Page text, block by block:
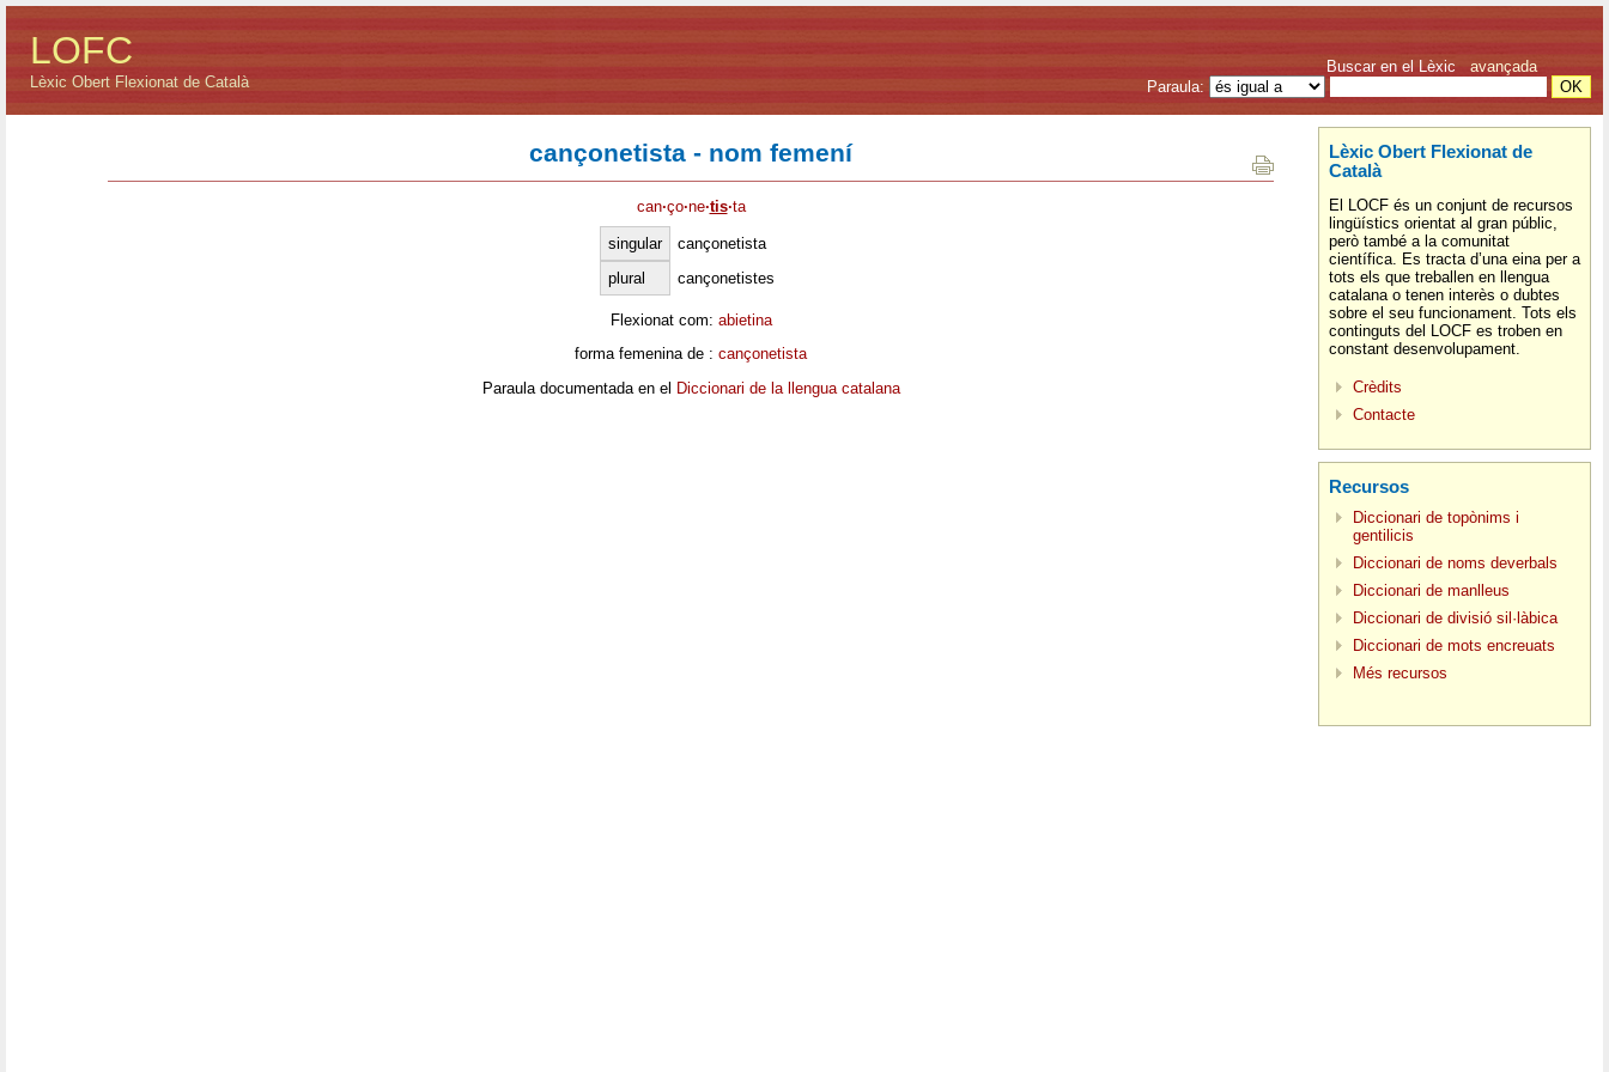
LOFC
Lèxic Obert Flexionat de Català
Buscar en el Lèxic avançada
Paraula:
cançonetista - nom femení
can·ço·ne·tis·ta
singular
cançonetista
plural
cançonetistes
Flexionat com: abietina
forma femenina de : cançonetista
Paraula documentada en el Diccionari de la llengua catalana
Lèxic Obert Flexionat de
Català
El LOCF és un conjunt de recursos
lingüístics orientat al gran públic,
però també a la comunitat
científica. Es tracta d’una eina per a
tots els que treballen en llengua
catalana o tenen interès o dubtes
sobre el seu funcionament. Tots els
continguts del LOCF es troben en
constant desenvolupament.
Crèdits
Contacte
Recursos
Diccionari de topònims i
gentilicis
Diccionari de noms deverbals
Diccionari de manlleus
Diccionari de divisió sil·làbica
Diccionari de mots encreuats
Més recursos